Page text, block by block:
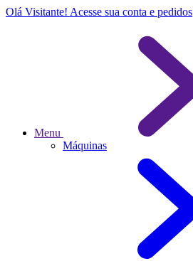
Olá Visitante! Acesse sua conta e pedidos
Menu
Máquinas